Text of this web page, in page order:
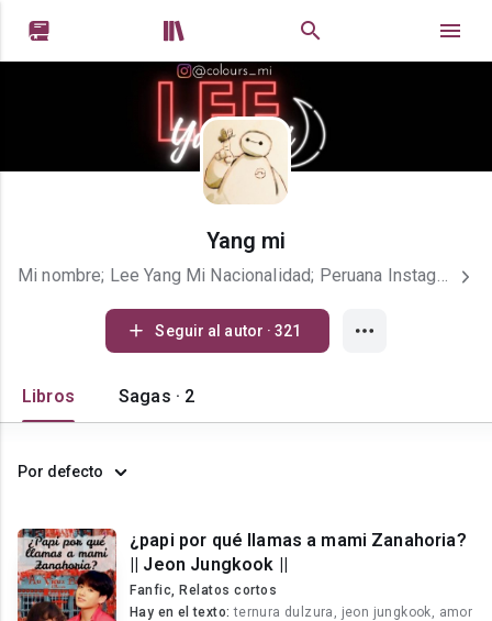
 
Yang mi
Mi nombre; Lee Yang Mi Nacionalidad; Peruana Instagram; @e.lourve Soy Army (BTS), Atiny (ATEEZ), Insomia (DREAMCACHER) y PLLI (PLAVE) Amo los girasoles y el pan
Seguir al autor · 321
Libros Sagas · 2
Por defecto
¿papi por qué llamas a mami Zanahoria?
|| Jeon Jungkook ||
Fanfic, Relatos cortos
Hay en el texto:ternura dulzura, jeon jungkook, amor